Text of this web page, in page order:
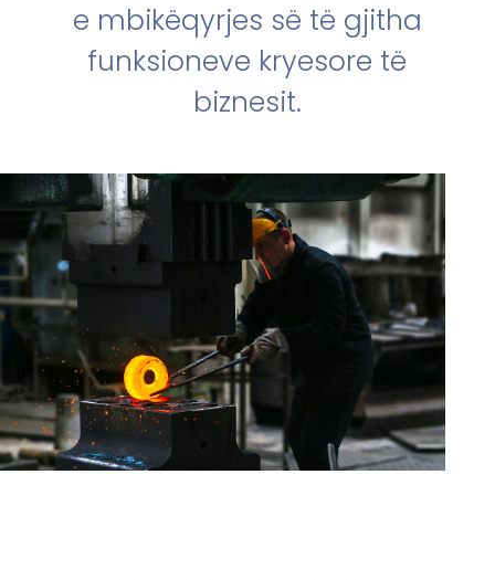
e mbikëqyrjes së të gjitha
funksioneve kryesore të
biznesit.